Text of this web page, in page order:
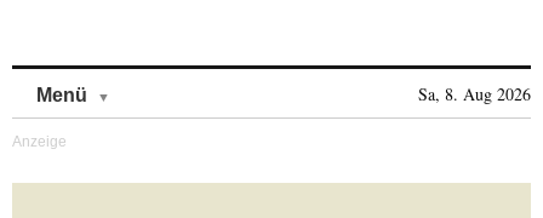
Menü Sa, 8. Aug 2026